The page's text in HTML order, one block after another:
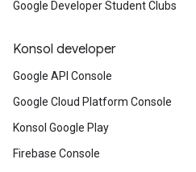
Google Developer Student Clubs
Konsol developer
Google API Console
Google Cloud Platform Console
Konsol Google Play
Firebase Console